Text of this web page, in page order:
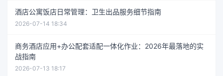
酒店公寓饭店日常管理：卫生出品服务细节指南
2026-07-14 18:34
商务酒店应用+办公配套适配一体化作业：2026年最落地的实
战指南
2026-07-13 18:17